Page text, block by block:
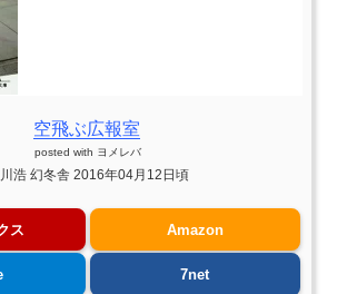
空飛ぶ広報室
posted with ヨメレバ
浩 幻冬舎 2016年04月12日頃
ス Amazon
7net